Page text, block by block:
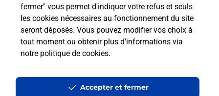
fermer" vous permet d'indiquer votre refus et seuls
les cookies nécessaires au fonctionnement du site
seront déposés. Vous pouvez modifier vos choix à
tout moment ou obtenir plus d'informations via
notre politique de cookies.
Accepter et fermer
Localiser Liste Boîtes aux lettres Dordogne Montrem
Accessibilité : partiellement conforme